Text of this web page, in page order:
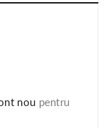
nou pentru